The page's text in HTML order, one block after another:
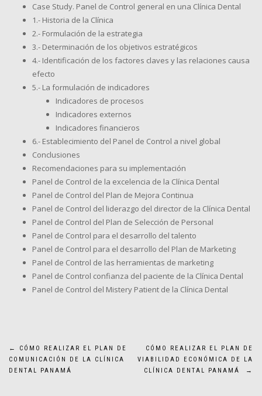
Case Study. Panel de Control general en una Clínica Dental
1.- Historia de la Clínica
2.- Formulación de la estrategia
3.- Determinación de los objetivos estratégicos
4.- Identificación de los factores claves y las relaciones causa
efecto
5.- La formulación de indicadores
Indicadores de procesos
Indicadores externos
Indicadores financieros
6.- Establecimiento del Panel de Control a nivel global
Conclusiones
Recomendaciones para su implementación
Panel de Control de la excelencia de la Clínica Dental
Panel de Control del Plan de Mejora Continua
Panel de Control del liderazgo del director de la Clínica Dental
Panel de Control del Plan de Selección de Personal
Panel de Control para el desarrollo del talento
Panel de Control para el desarrollo del Plan de Marketing
Panel de Control de las herramientas de marketing
Panel de Control confianza del paciente de la Clínica Dental
Panel de Control del Mistery Patient de la Clínica Dental
Navegación
de
←
CÓMO REALIZAR EL PLAN DE
COMUNICACIÓN DE LA CLÍNICA
DENTAL PANAMÁ
CÓMO REALIZAR EL PLAN DE
VIABILIDAD ECONÓMICA DE LA
CLÍNICA DENTAL PANAMÁ
→